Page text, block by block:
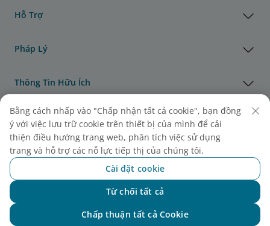
Hỗ Trợ
Pháp Lý
Thông Tin Hữu Ích
Đại lý & Đối tác
Vận Tải Hàng Hóa
Giải thưởng của Vietnam Airlines
Bằng cách nhấp vào "Chấp nhận tất cả cookie", bạn đồng
ý với việc lưu trữ cookie trên thiết bị của mình để cải
thiện điều hướng trang web, phân tích việc sử dụng
trang và hỗ trợ các nỗ lực tiếp thị của chúng tôi.
Cài đặt cookie
Từ chối tất cả
Chấp thuận tất cả Cookie